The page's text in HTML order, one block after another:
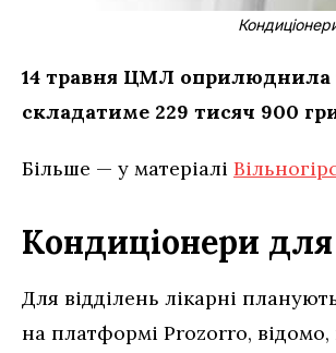
14 травня ЦМЛ оприлюднила
складатиме 229 тисяч 900
Більше — у матеріалі
Кондиціонери для
Для відділень лікарні
на платформі Prozorro, відомо,